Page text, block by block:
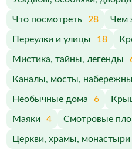
Что посмотреть 28 Чем
Переулки и улицы 18
Мистика, тайны, легенды
Каналы, мосты,
Необычные дома 6
Маяки 4 Смотровые
Церкви, храмы, монастыри